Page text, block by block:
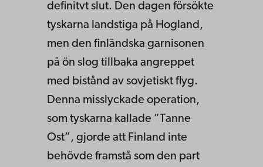
definitvt slut. Den dagen försökte
tyskarna landstiga på Hogland,
men den finländska garnisonen
på ön slog tillbaka angreppet
med bistånd av sovjetiskt flyg.
Denna misslyckade operation,
som tyskarna kallade ”Tanne
Ost”, gjorde att Finland inte
behövde framstå som den part